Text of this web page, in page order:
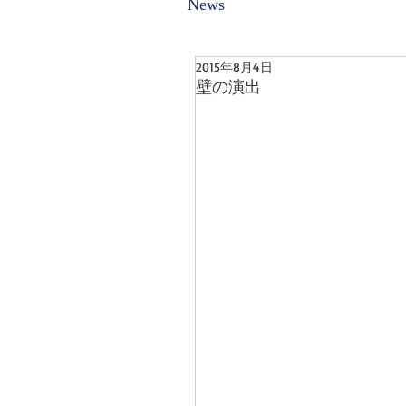
News
壁の演出
2015年8月4日